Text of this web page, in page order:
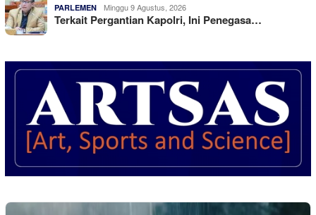
PARLEMEN Minggu 9 Agustus, 2026
Terkait Pergantian Kapolri, Ini Penegasa…